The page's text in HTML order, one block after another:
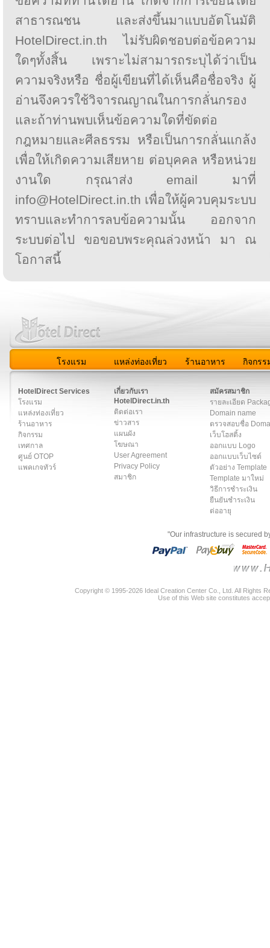
สาธารณชน และส่งขึ้นมาแบบอัตโนมัติ
HotelDirect.in.th ไม่รับผิดชอบต่อข้อความ
ใดๆทั้งสิ้น เพราะไม่สามารถระบุได้ว่าเป็น
ความจริงหรือ ชื่อผู้เขียนที่ได้เห็นคือชื่อจริง ผู้
อ่านจึงควรใช้วิจารณญาณในการกลั่นกรอง
และถ้าท่านพบเห็นข้อความใดที่ขัดต่อ
กฎหมายและศีลธรรม หรือเป็นการกลั่นแกล้ง
เพื่อให้เกิดความเสียหาย ต่อบุคคล หรือหน่วย
งานใด กรุณาส่ง email มาที่
info@HotelDirect.in.th เพื่อให้ผู้ควบคุมระบบ
ทราบและทำการลบข้อความนั้น ออกจาก
ระบบต่อไป ขอขอบพระคุณล่วงหน้า มา ณ
โอกาสนี้
โรงแรม แหล่งท่องเที่ยว ร้านอาหาร กิจกรร
HotelDirect Services
โรงแรม
แหล่งท่องเที่ยว
ร้านอาหาร
กิจกรรม
เทศกาล
ศูนย์ OTOP
แพคเกจทัวร์
เกี่ยวกับเรา
HotelDirect.in.th
ติดต่อเรา
ข่าวสาร
แผนผัง
โฆษณา
User Agreement
Privacy Policy
สมาชิก
สมัครสมาชิก
รายละเอียด
Domain name
ตรวจสอบชื่อ
เว็บโฮสติ้ง
ออกแบบ Logo
ออกแบบเว็บไซต์
ตัวอย่าง Template
Template มาใหม่
วิธีการชำระเงิน
ยืนยันชำระเงิน
ต่ออายุ
"Our infrastructure is secured
Copyright © 1995-2026 Ideal Creation Center Co., Ltd. All Rights
Use of this Web site constitutes